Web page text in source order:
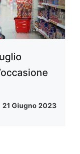
21 Giugno 2023